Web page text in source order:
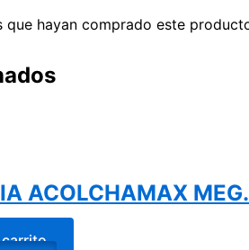
hayan comprado este
ACOLCHAMAX